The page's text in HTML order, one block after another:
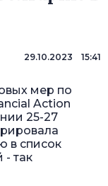
29.10.2023 15:41
мер по
Action
25-27
в список
- так